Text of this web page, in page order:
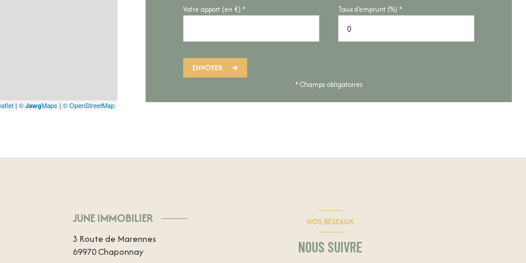
| © JawgMaps | © OpenStreetMap
Votre apport (en €) * Taux d'emprunt (%) *
ENVOYER
* Champs obligatoires
JUNE IMMOBILIER
3 Route de Marennes
69970Chaponnay
NOS RÉSEAUX
NOUS SUIVRE